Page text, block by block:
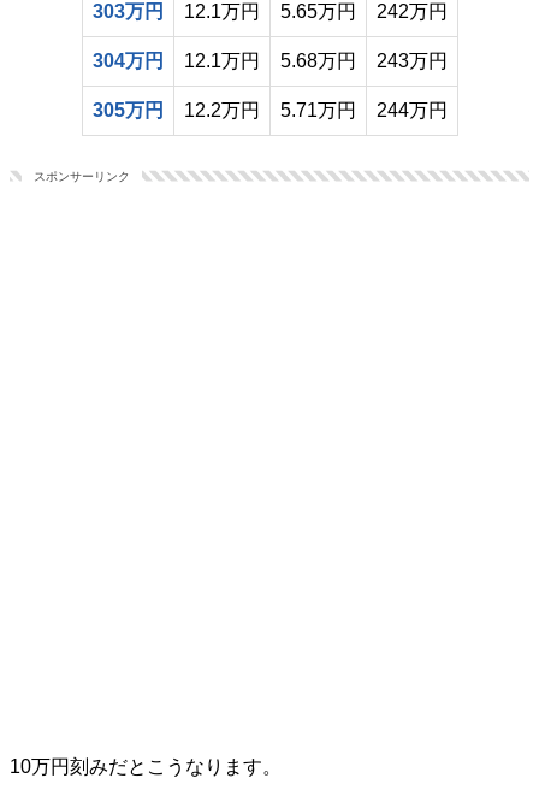
303万円 12.1万円 5.65万円 242万円
304万円 12.1万円 5.68万円 243万円
305万円 12.2万円 5.71万円 244万円
スポンサーリンク
10万円刻みだとこうなります。